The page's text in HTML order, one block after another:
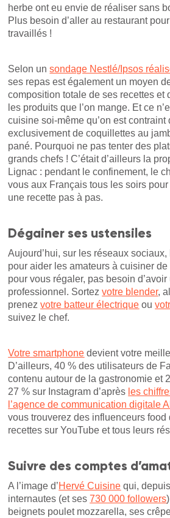
herbe ont eu envie de réaliser sans
Plus besoin d’aller au restaurant
travaillés !
Selon unsondage Nestlé/Ipsos
ses repas est également un moyen
composition totale de ses recettes et
les produits que l’on mange. Et ce
cuisine soi-même qu’on est contraint
exclusivement de coquillettes au
pané. Pourquoi ne pas tenter des
grands chefs ! C’était d’ailleurs la
Lignac : pendant le confinement, le
vous aux Français tous les soirs
une recette pas à pas.
Dégainer ses ustensiles
Aujourd’hui, sur les réseaux
pour aider les amateurs à cuisiner
pour vous régaler, pas besoin
professionnel. Sortezvotre blender,
prenezvotre batteur électrique ou
suivez le chef.
Votre smartphone devient votre
D’ailleurs, 40 % des utilisateurs de
contenu autour de la gastronomie et
27 % sur Instagram d’après les
l’agence de communication digitale
vous trouverez des influenceurs
recettes sur YouTube et tous leurs
Suivre des comptes
A l’image d’Hervé Cuisine qui,
internautes (et ses730 000 followers
beignets poulet mozzarella, ses